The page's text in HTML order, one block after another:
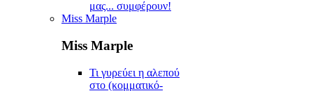
μας... συμφέρουν!
Miss Marple
Miss Marple
Τι γυρεύει η αλεπού
στο (κομματικό-